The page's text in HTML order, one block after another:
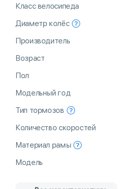
Класс велосипеда
Диаметр колёс
Производитель
Возраст
Пол
Модельный год
Тип тормозов
Количество скоростей
Материал рамы
Модель